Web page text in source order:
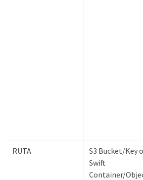
RUTA
S3 Bucket/Key o
Swift
Container/